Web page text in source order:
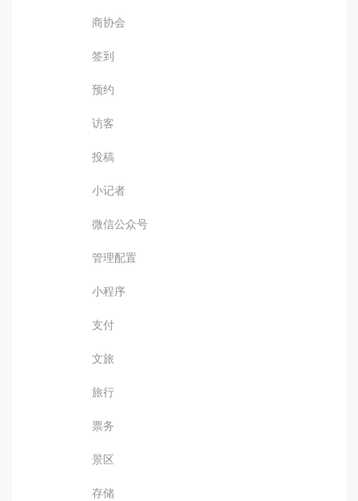
商协会
签到
预约
访客
投稿
小记者
微信公众号
管理配置
小程序
支付
文旅
旅行
票务
景区
存储